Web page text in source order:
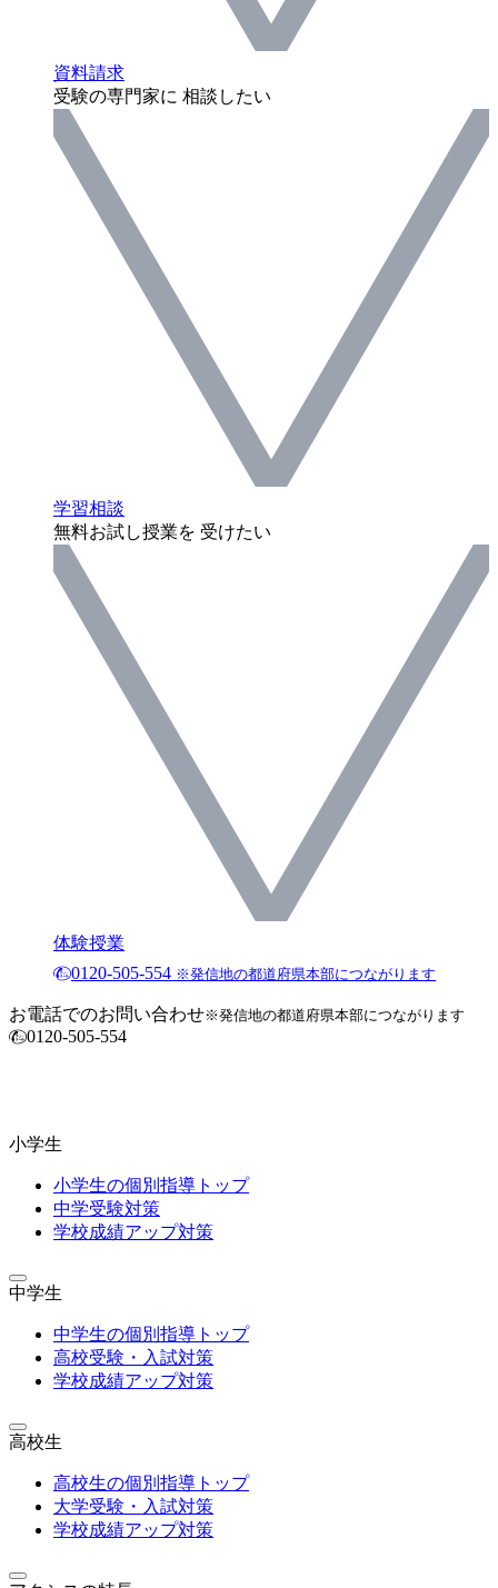
資料請求
受験の専門家に 相談したい
学習相談
無料お試し授業を 受けたい
体験授業
0120-505-554 ※発信地の都道府県本部につながります
お電話でのお問い合わせ※発信地の都道府県本部につながります
0120-505-554
小学生
小学生の個別指導トップ
中学受験対策
学校成績アップ対策
中学生
中学生の個別指導トップ
高校受験・入試対策
学校成績アップ対策
高校生
高校生の個別指導トップ
大学受験・入試対策
学校成績アップ対策